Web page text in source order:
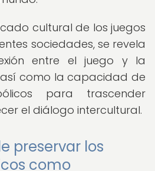
cultural de los juegos
sociedades, se revela
entre el juego y la
como la capacidad de
para trascender
el diálogo intercultural.
preservar los
como